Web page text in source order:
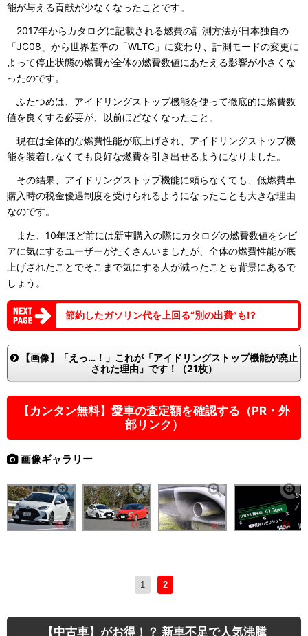
能が与える貢献が少なくなったことです。
2017年からカタログに記載される燃費の計測方法が日本独自の
「JC08」から世界基準の「WLTC」に変わり、計測モードの変更に
よって停止状態の燃費が全体の燃費数値にあたえる影響が小さくな
ったのです。
ふたつめは、アイドリングストップ機能を使って徹底的に燃費数
値を良くする必要が、以前ほどなくなったこと。
現在は全体的な燃費性能が底上げされ、アイドリングストップ機
能を装着しなくても良好な燃費を引き出せるようになりました。
その結果、アイドリングストップ機能に頼らなくても、低燃費車
購入時の税金優遇制度を受けられるようになったことも大きな理由
なのです。
また、10年ほど前には新車購入の際にカタログの燃費数値をシビ
アに気にするユーザーがたくさんいましたが、全体の燃費性能が底
上げされたことでそこまで気にする人が減ったことも背景にあるで
しょう。
節約したガソリン代を上回る“別の出費”も!?
【画像】「えっ…！」これが「アイドリングストップ機能が廃止
された理由」です！（21枚）
【カンタン無料】愛車の査定額を確認する（PR・外
部リンク）
画像ギャラリー
1 2
【中古車】がお得！？ 新車不足で人気沸騰